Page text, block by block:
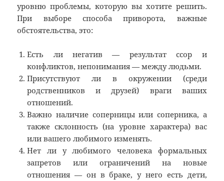
уровню проблемы, которую вы хотите решить.
При выборе способа приворота, важные
обстоятельства, это:
Есть ли негатив — результат ссор и
конфликтов, непонимания — между людьми.
Присутствуют ли в окружении (среди
родственников и друзей) враги ваших
отношений.
Важно наличие соперницы или соперника, а
также склонность (на уровне характера) вас
или вашего любимого изменять.
Нет ли у любимого человека формальных
запретов или ограничений на новые
отношения — он в браке, у него есть дети,